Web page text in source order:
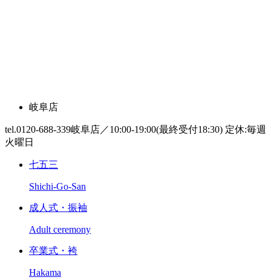
岐阜店
tel.0120-688-339岐阜店／10:00-19:00(最終受付18:30) 定休:毎週
火曜日
七五三
Shichi-Go-San
成人式・振袖
Adult ceremony
卒業式・袴
Hakama